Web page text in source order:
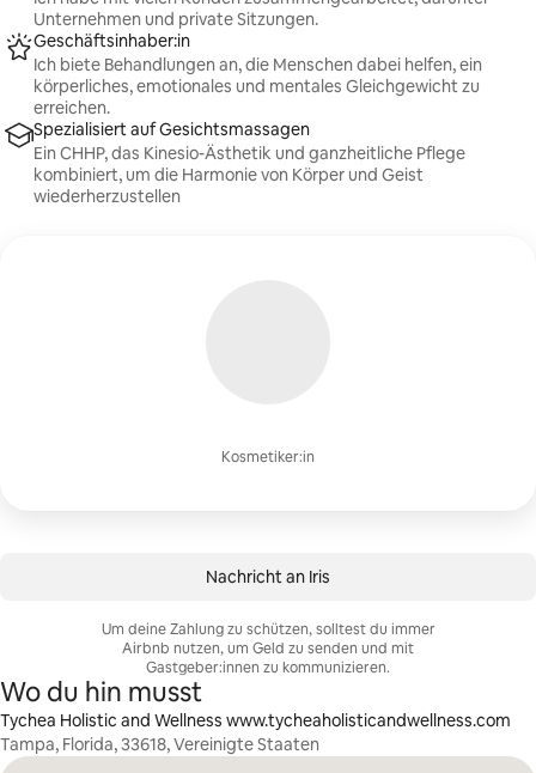
Kosmetiker:in
Unternehmen und private Sitzungen.
Geschäftsinhaber:in
Ich biete Behandlungen an, die Menschen dabei helfen, ein
körperliches, emotionales und mentales Gleichgewicht zu
erreichen.
Spezialisiert auf Gesichtsmassagen
Ein CHHP, das Kinesio-Ästhetik und ganzheitliche Pflege
kombiniert, um die Harmonie von Körper und Geist
wiederherzustellen
Nachricht an Iris
Um deine Zahlung zu schützen, solltest du immer
Airbnb nutzen, um Geld zu senden und mit
Gastgeber:innen zu kommunizieren.
Wo du hin musst
Tychea Holistic and Wellness www.tycheaholisticandwellness.com
Tampa, Florida, 33618, Vereinigte Staaten